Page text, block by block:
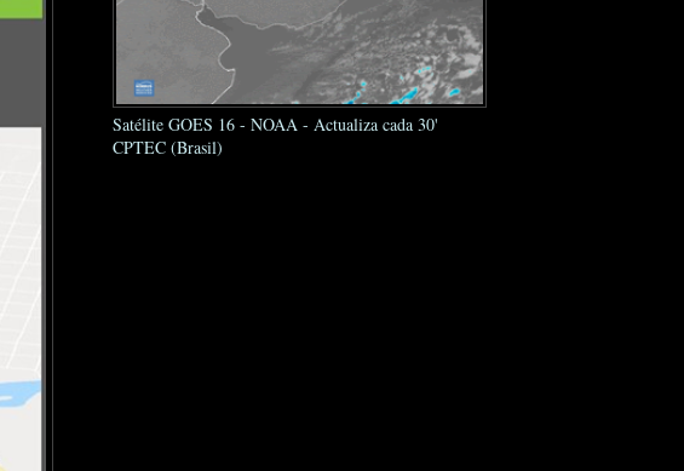
Satélite GOES 16 - NOAA - Actualiza cada 30'
CPTEC (Brasil)